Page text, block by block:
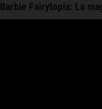
Barbie Fairytopia: La